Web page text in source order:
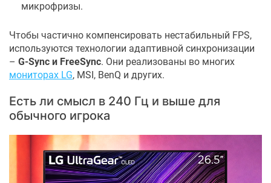
микрофризы.
Чтобы частично компенсировать нестабильный FPS,
используются технологии адаптивной синхронизации
– G-Sync и FreeSync. Они реализованы во многих
мониторах LG, MSI, BenQ и других.
Есть ли смысл в 240 Гц и выше для
обычного игрока